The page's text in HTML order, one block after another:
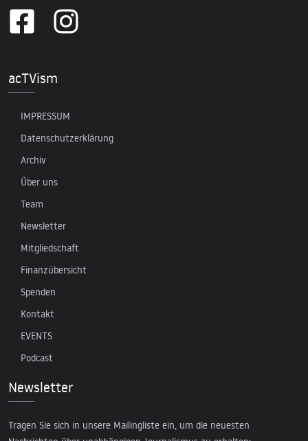
acTVism
IMPRESSUM
Datenschutzerklärung
Archiv
Über uns
Team
Newsletter
Mitgliedschaft
Finanzübersicht
Spenden
Kontakt
EVENTS
Podcast
Newsletter
Tragen Sie sich in unsere Mailingliste ein, um die neuesten